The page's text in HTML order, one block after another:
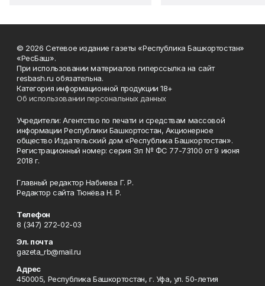
© 2026 Сетевое издание газеты «Республика Башкортостан»
«РесБаш».
При использовании материалов гиперссылка на сайт
resbash.ru обязательна.
Категория информационной продукции 18+
Об использовании персональных данных
Учредители: Агентство по печати и средствам массовой
информации Республики Башкортостан, Акционерное
общество Издательский дом «Республика Башкортостан».
Регистрационный номер: серия Эл № ФС 77-73100 от 9 июня
2018 г.
Главный редактор Набиева Г. Р.
Редактор сайта Тюнёва Н. Р.
Телефон
8 (347) 272-02-03
Эл. почта
gazeta_rb@mail.ru
Адрес
450005, Республика Башкортостан, г. Уфа, ул. 50-летия